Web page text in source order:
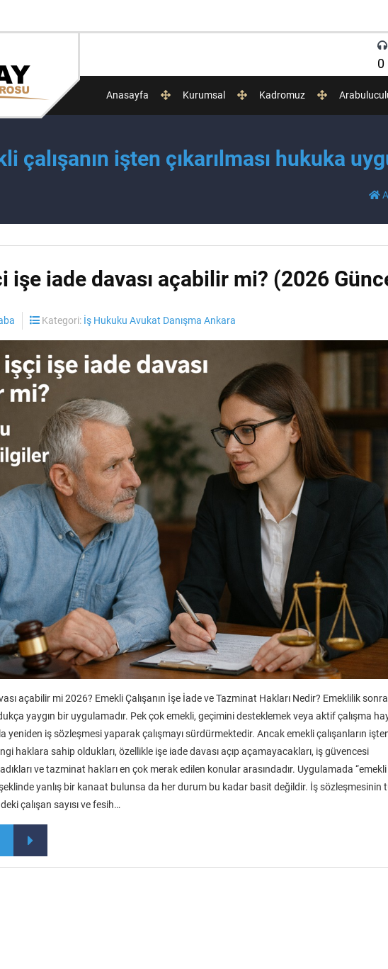
0
Anasayfa Kurumsal Kadromuz
çalışanın işten çıkarılması hukuka
işe iade davası açabilir mi? (2026
Kategori: İş Hukuku Avukat Danışma Ankara
açabilir mi 2026? Emekli Çalışanın İşe İade ve Tazminat Hakları Nedir? Emeklilik
yaygın bir uygulamadır. Pek çok emekli, geçimini desteklemek veya aktif çalışma
yeniden iş sözleşmesi yaparak çalışmayı sürdürmektedir. Ancak emekli çalışanların
haklara sahip oldukları, özellikle işe iade davası açıp açamayacakları, iş güvencesi
ve tazminat hakları en çok merak edilen konular arasındadır. Uygulamada
yanlış bir kanaat bulunsa da her durum bu kadar basit değildir. İş sözleşmesinin
çalışan sayısı ve fesih…